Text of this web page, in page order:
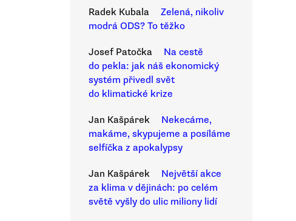
Radek Kubala
Zelená, nikoliv
modrá ODS? To těžko
Josef Patočka
Na cestě
do pekla: jak náš ekonomický
systém přivedl svět
do klimatické krize
Jan Kašpárek
Nekecáme,
makáme, skypujeme a posíláme
selfíčka z apokalypsy
Jan Kašpárek
Největší akce
za klima v dějinách: po celém
světě vyšly do ulic miliony lidí